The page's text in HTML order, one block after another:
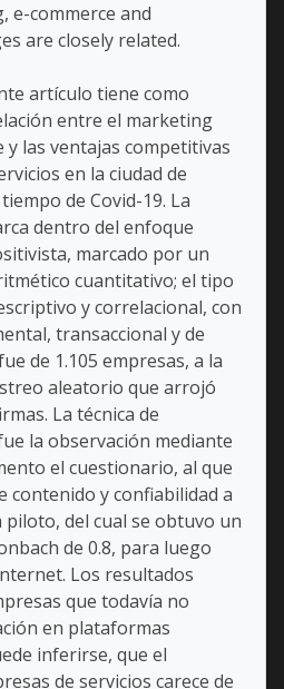
e-commerce and
are closely related.
artículo tiene como
entre el marketing
y las ventajas competitivas
en la ciudad de
de Covid-19. La
dentro del enfoque
marcado por un
cuantitativo; el tipo
y correlacional, con
transaccional y de
de 1.105 empresas, a la
aleatorio que arrojó
La técnica de
la observación mediante
el cuestionario, al que
contenido y confiabilidad a
del cual se obtuvo un
de 0.8, para luego
Los resultados
que todavía no
en plataformas
inferirse, que el
de servicios carece de